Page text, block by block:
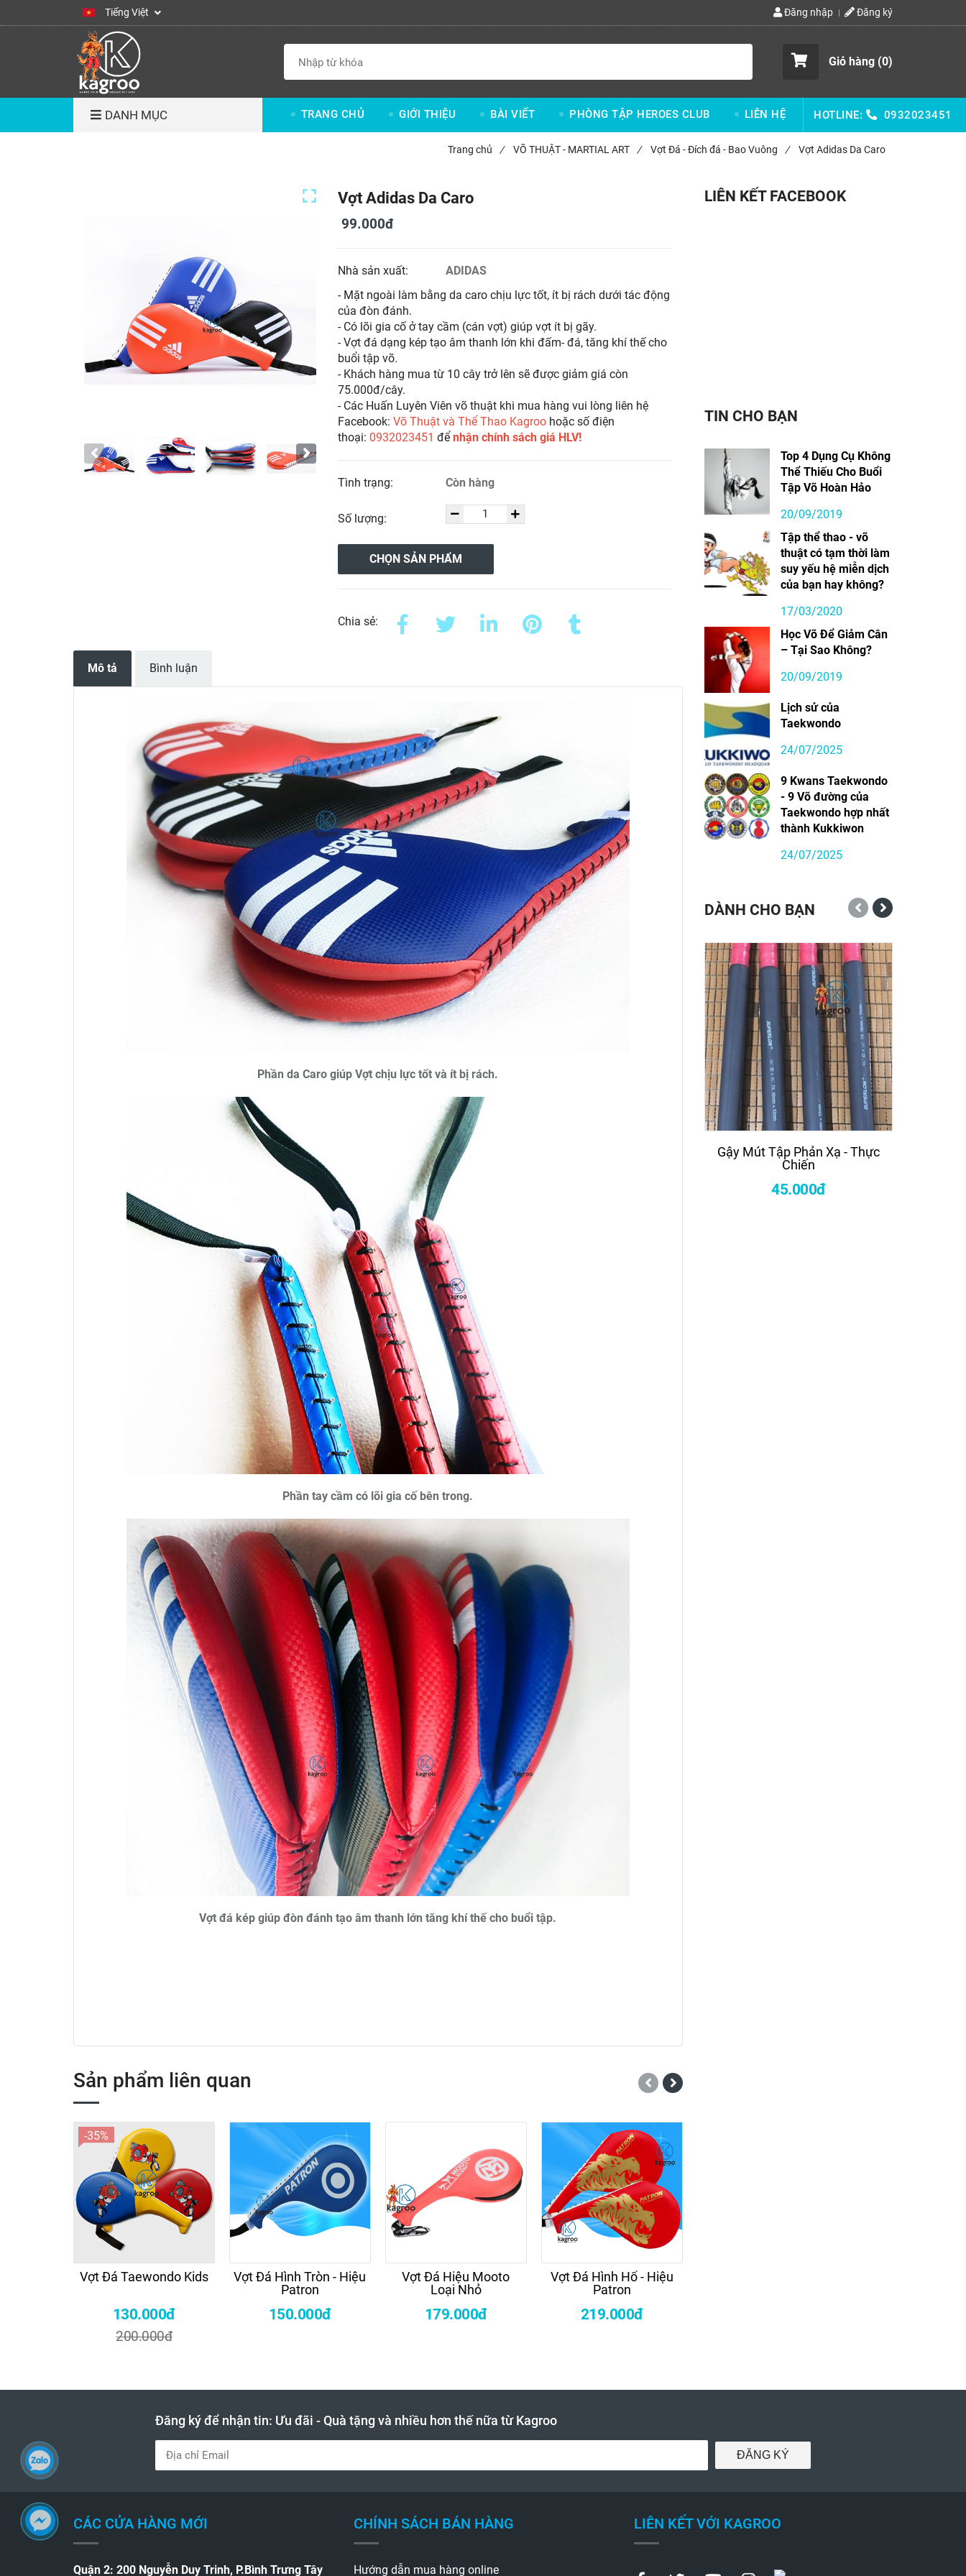
Tiếng Việt Đăng nhập Đăng ký
Giỏ hàng (0)
DANH MỤC TRANG CHỦ GIỚI THIỆU BÀI VIẾT PHÒNG TẬP HEROES CLUB LIÊN HỆ HOTLINE: 0932023451
Trang chủ / VÕ THUẬT - MARTIAL ART / Vợt Đá - Đích đá - Bao Vuông / Vợt Adidas Da Caro
Vợt Adidas Da Caro
99.000đ
Nhà sản xuất:
ADIDAS
- Mặt ngoài làm bằng da caro chịu lực tốt, ít bị rách dưới tác động
của đòn đánh.
- Có lõi gia cố ở tay cầm (cán vợt) giúp vợt ít bị gãy.
- Vợt đá dạng kép tạo âm thanh lớn khi đấm- đá, tăng khí thế cho
buổi tập võ.
- Khách hàng mua từ 10 cây trở lên sẽ được giảm giá còn
75.000đ/cây.
- Các Huấn Luyên Viên võ thuật khi mua hàng vui lòng liên hệ
Facebook:Võ Thuật và Thể Thao Kagroo hoặc số điện
thoại: 0932023451 đểnhận chính sách giá HLV!
Tình trạng: Còn hàng
Số lượng:
CHỌN SẢN PHẨM
Chia sẻ:
Mô tả Bình luận
Phần da Caro giúp Vợt chịu lực tốt và ít bị rách.
Phần tay cầm có lõi gia cố bên trong.
Vợt đá kép giúp đòn đánh tạo âm thanh lớn tăng khí thế cho buổi tập.
Sản phẩm liên quan
-35%
Vợt Đá Taewondo Kids
130.000đ
200.000đ
Vợt Đá Hình Tròn - Hiệu
Patron
150.000đ
Vợt Đá Hiệu Mooto
Loại Nhỏ
179.000đ
Vợt Đá Hình Hổ - Hiệu
Patron
219.000đ
LIÊN KẾT FACEBOOK
TIN CHO BẠN
Top 4 Dụng Cụ Không
Thể Thiếu Cho Buổi
Tập Võ Hoàn Hảo
20/09/2019
Tập thể thao - võ
thuật có tạm thời làm
suy yếu hệ miễn dịch
của bạn hay không?
17/03/2020
Học Võ Để Giảm Cân
– Tại Sao Không?
20/09/2019
Lịch sử của
Taekwondo
24/07/2025
9 Kwans Taekwondo
- 9 Võ đường của
Taekwondo hợp nhất
thành Kukkiwon
24/07/2025
DÀNH CHO BẠN
Gậy Mút Tập Phản Xạ - Thực
Chiến
45.000đ
Đăng ký để nhận tin: Ưu đãi - Quà tặng và nhiều hơn thế nữa từ Kagroo
ĐĂNG KÝ
CÁC CỬA HÀNG MỚI
Quận 2: 200 Nguyễn Duy Trinh, P.Bình Trưng Tây
CHÍNH SÁCH BÁN HÀNG
Hướng dẫn mua hàng online
LIÊN KẾT VỚI KAGROO